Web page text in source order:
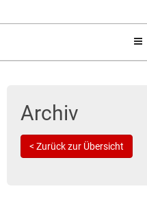
Archiv
< Zurück zur Übersicht